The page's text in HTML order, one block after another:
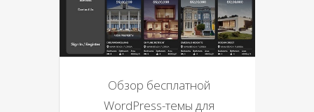
Обзор бесплатной
WordPress-темы для